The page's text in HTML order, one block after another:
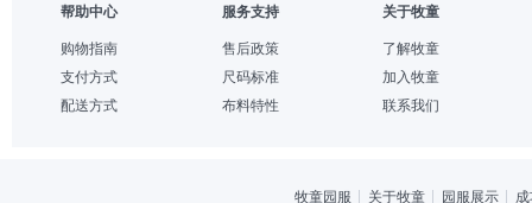
帮助中心
购物指南
支付方式
配送方式
服务支持
售后政策
尺码标准
布料特性
关于牧童
了解牧童
加入牧童
联系我们
牧童园服 关于牧童 园服展示